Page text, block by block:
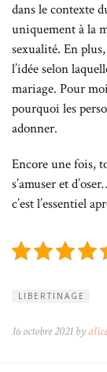
dans le contexte
uniquement à la
sexualité. En plus,
l’idée selon
mariage. Pour
pourquoi les
adonner.
Encore une fois,
s’amuser et
c’est l’essentiel
LIBERTINAGE
16 octobre 2021 by alice